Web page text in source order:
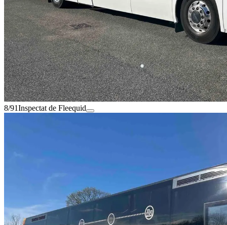
8/91Inspectat de Fleequid